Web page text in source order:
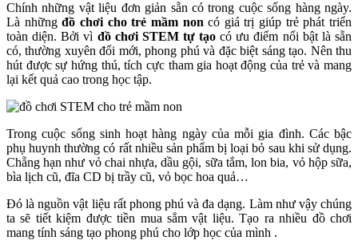
Chính những vật liệu đơn giản sẵn có trong cuộc sống hàng ngày.
Là nhữngđồ chơi cho trẻ mầm noncó giá trị giúp trẻ phát triển
toàn diện. Bởi vì đồ chơi STEM tự tạo có ưu điểm nổi bật là sẵn
có, thường xuyên đổi mới, phong phú và đặc biệt sáng tạo. Nên thu
hút được sự hứng thú, tích cực tham gia hoạt động của trẻ và mang
lại kết quả cao trong học tập.
Trong cuộc sống sinh hoạt hàng ngày của mỗi gia đình. Các bậc
phụ huynh thường có rất nhiều sản phẩm bị loại bỏ sau khi sử dụng.
Chẵng hạn như vỏ chai nhựa, dầu gội, sữa tắm, lon bia, vỏ hộp sữa,
bìa lịch cũ, đĩa CD bị trầy cũ, vỏ bọc hoa quả…
Đó là nguồn vật liệu rất phong phú và đa dạng. Làm như vậy chúng
ta sẽ tiết kiệm được tiền mua sắm vật liệu. Tạo ra nhiều đồ chơi
mang tính sáng tạo phong phú cho lớp học của mình .